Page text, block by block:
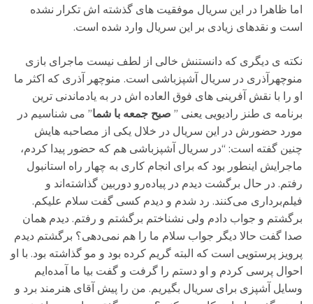
اما ظاهرا در این سریال موفقیت های گذشته اش تکرار نشده
است و نقدهای زیادی بر این سریال وارد شده است.
نکته ی دیگری که دانستنش خالی از لطف نیست ماجرای بازی
منوچهرآذری در سریال آشپزباشی است. منوچهر آذری که اکثر ما
او را با نقش آفرینی های فوق العاده اش در به یادماندنی ترین
برنامه ی طنز رادیویی یعنی ” صبح جمعه با شما” می شناسیم در
مورد حضورش در این سریال در خلال یکی از مصاحبه هایش
چنین گفته است: “در سریال آشپزباشی هم که حضور پیدا کردم،
ماجرایش اینطور بود که برای انجام کاری به چهار راه استانبول
رفتم. در حال برگشت دیدم در پیاده‌رو دوربین گذاشته‌اند و
فیلم‌برداری می‌کنند. رد شدم و دیدم کسی گفت سلام علیکم.
برگشتم و جواب دادم ولی نشناختم برگشتم و رفتم. دیدم همان
صدا گفت حالا دیگر جواب سلام ما را هم نمی‌دهی؟ برگشتم دیدم
پرویز پرستویی است که البته گریم کرده بود و مو گذاشته بود. با او
احوال پرسی کردم و او دستم را گرفت و گفت بیا ما آمده‌ایم
وسایل آشپزی برای سریال بگیریم. من را پیش آقای هنرمند برد و